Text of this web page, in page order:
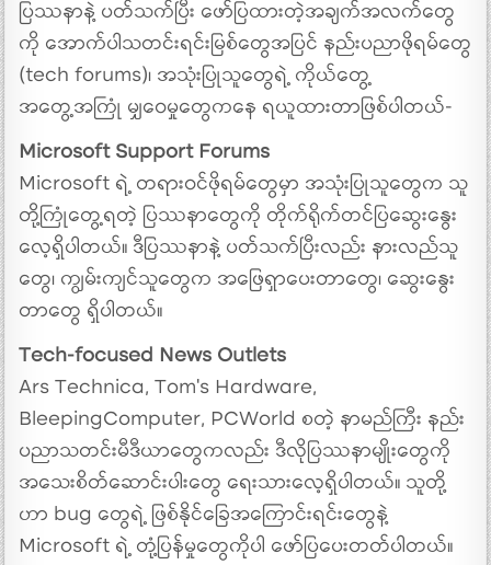
ပြဿနာနဲ့ ပတ်သက်ပြီး ဖော်ပြထားတဲ့အချက်အလက်တွေ
ကို အောက်ပါသတင်းရင်းမြစ်တွေအပြင် နည်းပညာဖိုရမ်တွေ
(tech forums)၊ အသုံးပြုသူတွေရဲ့ ကိုယ်တွေ့
အတွေ့အကြုံ မျှဝေမှုတွေကနေ ရယူထားတာဖြစ်ပါတယ်-
Microsoft Support Forums
Microsoft ရဲ့ တရားဝင်ဖိုရမ်တွေမှာ အသုံးပြုသူတွေက သူ
တို့ကြုံတွေ့ရတဲ့ ပြဿနာတွေကို တိုက်ရိုက်တင်ပြဆွေးနွေး
လေ့ရှိပါတယ်။ ဒီပြဿနာနဲ့ ပတ်သက်ပြီးလည်း နားလည်သူ
တွေ၊ ကျွမ်းကျင်သူတွေက အဖြေရှာပေးတာတွေ၊ ဆွေးနွေး
တာတွေ ရှိပါတယ်။
Tech-focused News Outlets
Ars Technica, Tom’s Hardware,
BleepingComputer, PCWorld စတဲ့ နာမည်ကြီး နည်း
ပညာသတင်းမီဒီယာတွေကလည်း ဒီလိုပြဿနာမျိုးတွေကို
အသေးစိတ်ဆောင်းပါးတွေ ရေးသားလေ့ရှိပါတယ်။ သူတို့
ဟာ bug တွေရဲ့ ဖြစ်နိုင်ခြေအကြောင်းရင်းတွေနဲ့
Microsoft ရဲ့ တုံ့ပြန်မှုတွေကိုပါ ဖော်ပြပေးတတ်ပါတယ်။